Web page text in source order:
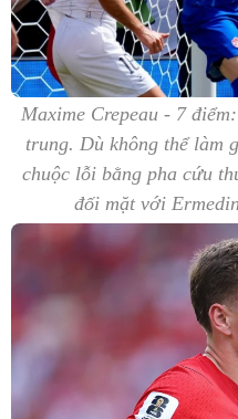
Maxime Crepeau - 7
trung. Dù không thể làm
chuộc lỗi bằng pha cứu
đối mặt với